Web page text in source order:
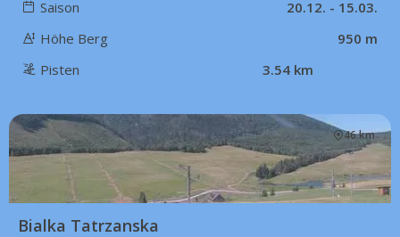
Saison
20.12. - 15.03.
Höhe Berg
950 m
Pisten
3.54 km
46 km
Bialka Tatrzanska